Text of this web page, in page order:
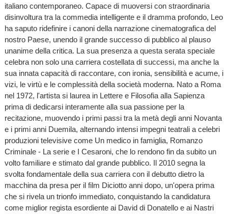
italiano contemporaneo. Capace di muoversi con straordinaria
disinvoltura tra la commedia intelligente e il dramma profondo, Leo
ha saputo ridefinire i canoni della narrazione cinematografica del
nostro Paese, unendo il grande successo di pubblico al plauso
unanime della critica. La sua presenza a questa serata speciale
celebra non solo una carriera costellata di successi, ma anche la
sua innata capacità di raccontare, con ironia, sensibilità e acume, i
vizi, le virtù e le complessità della società moderna. Nato a Roma
nel 1972, l'artista si laurea in Lettere e Filosofia alla Sapienza
prima di dedicarsi interamente alla sua passione per la
recitazione, muovendo i primi passi tra la metà degli anni Novanta
e i primi anni Duemila, alternando intensi impegni teatrali a celebri
produzioni televisive come Un medico in famiglia, Romanzo
Criminale - La serie e I Cesaroni, che lo rendono fin da subito un
volto familiare e stimato dal grande pubblico. Il 2010 segna la
svolta fondamentale della sua carriera con il debutto dietro la
macchina da presa per il film Diciotto anni dopo, un'opera prima
che si rivela un trionfo immediato, conquistando la candidatura
come miglior regista esordiente ai David di Donatello e ai Nastri